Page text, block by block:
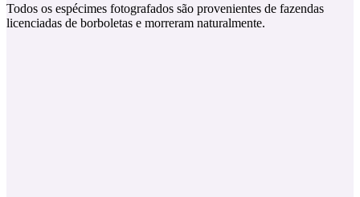
Todos os espécimes fotografados são provenientes de fazendas
licenciadas de borboletas e morreram naturalmente.